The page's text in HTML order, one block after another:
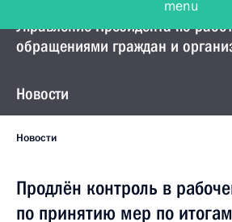
Управление Президента по
обращениями граждан и
Новости
Новости
Продлён контроль в
по принятию мер по